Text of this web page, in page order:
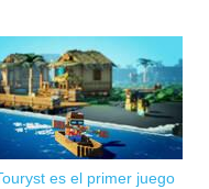
es el primer juego